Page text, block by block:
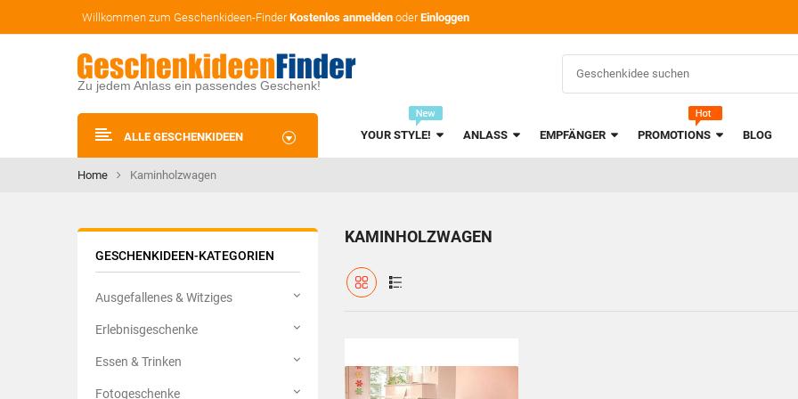
Willkommen zum Geschenkideen-FinderKostenlos anmelden oderEinloggen
Zu jedem Anlass ein passendes Geschenk!
ALLE GESCHENKIDEEN YOUR STYLE! ANLASS EMPFÄNGER PROMOTIONS BLOG
Home Kaminholzwagen
GESCHENKIDEEN-KATEGORIEN
Ausgefallenes & Witziges
Erlebnisgeschenke
Essen & Trinken
Fotogeschenke
KAMINHOLZWAGEN